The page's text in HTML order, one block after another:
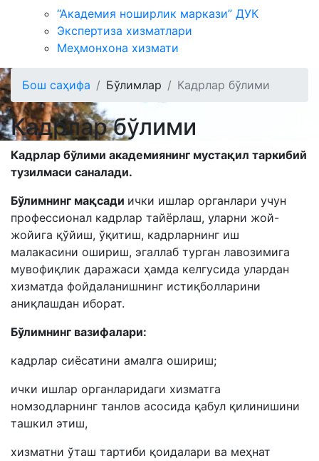
“Академия ноширлик маркази” ДУК
Экспертиза хизматлари
Меҳмонхона хизмати
Бош саҳифа Бўлимлар Кадрлар бўлими
Кадрлар бўлими
Кадрлар бўлими академиянинг мустақил таркибий
тузилмаси саналади.
Бўлимнинг мақсади ички ишлар органлари учун
профессионал кадрлар тайёрлаш, уларни жой-
жойига қўйиш, ўқитиш, кадрларнинг иш
малакасини ошириш, эгаллаб турган лавозимига
мувофиқлик даражаси ҳамда келгусида улардан
хизматда фойдаланишнинг истиқболларини
аниқлашдан иборат.
Бўлимнинг вазифалари:
кадрлар сиёсатини амалга ошириш;
ички ишлар органларидаги хизматга
номзодларнинг танлов асосида қабул қилинишини
ташкил этиш,
хизматни ўташ тартиби қоидалари ва меҳнат